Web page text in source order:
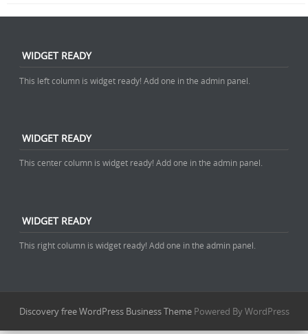
WIDGET READY
This left column is widget ready! Add one in the admin panel.
WIDGET READY
This center column is widget ready! Add one in the admin panel.
WIDGET READY
This right column is widget ready! Add one in the admin panel.
Discovery free WordPress Business ThemePowered By WordPress